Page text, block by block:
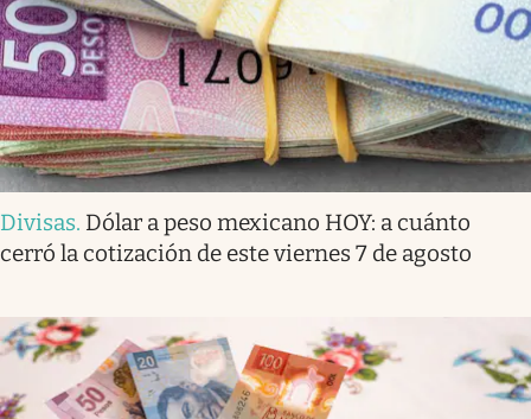
Divisas. Dólar a peso mexicano HOY: a cuánto
cerró la cotización de este viernes 7 de agosto